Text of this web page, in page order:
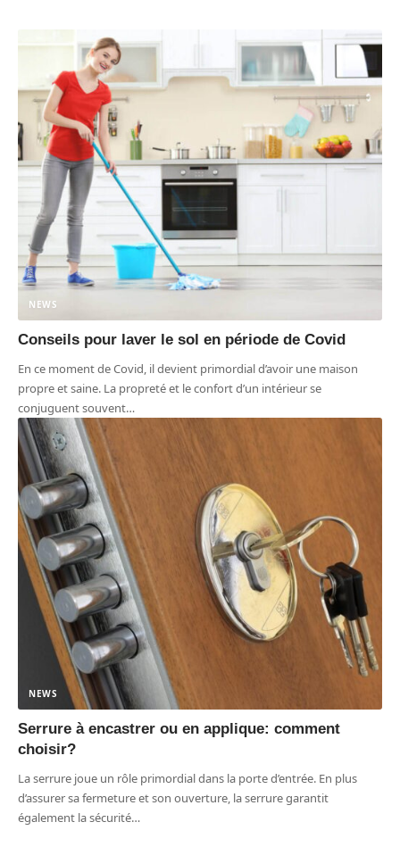
NEWS
Conseils pour laver le sol en période de Covid
En ce moment de Covid, il devient primordial d’avoir une maison
propre et saine. La propreté et le confort d’un intérieur se
conjuguent souvent…
NEWS
Serrure à encastrer ou en applique: comment
choisir?
La serrure joue un rôle primordial dans la porte d’entrée. En plus
d’assurer sa fermeture et son ouverture, la serrure garantit
également la sécurité…